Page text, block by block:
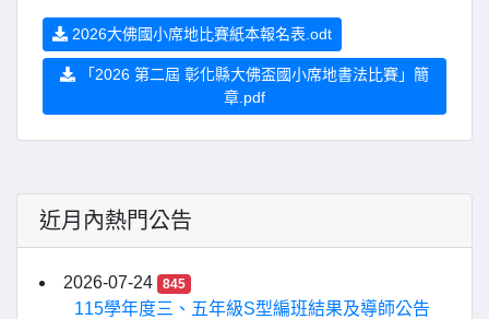
2026大佛國小席地比賽紙本報名表.odt
「2026 第二屆 彰化縣大佛盃國小席地書法比賽」簡
章.pdf
近月內熱門公告
2026-07-24 845
115學年度三、五年級S型編班結果及導師公告